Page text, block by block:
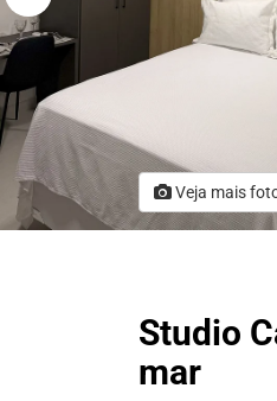
Veja mais
Studio
mar